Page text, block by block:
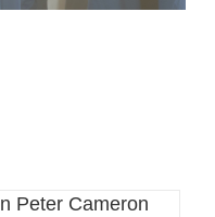
Peter Cameron